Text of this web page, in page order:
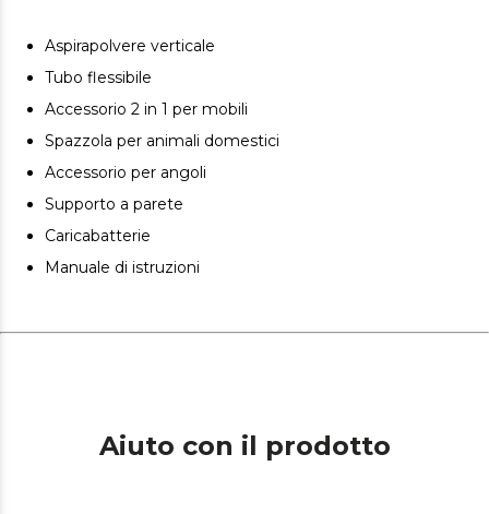
al suo tubo flessibile e, grazie alla luce LED situata nel
anche quello più invisibile.
Separa le particelle aspirate. Parallel Cyclonic System,
ciclone parallelo per un'aspirazione più efficiente.
Aspirapolvere verticale
Tubo flessibile
Accessorio 2 in 1 per mobili
Spazzola per animali domestici
Accessorio per angoli
Supporto a parete
Caricabatterie
Manuale di istruzioni
Aiuto con il prodotto